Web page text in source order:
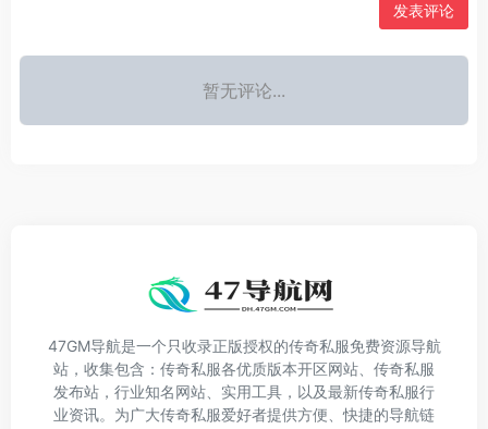
发表评论
暂无评论...
47GM导航是一个只收录正版授权的传奇私服免费资源导航
站，收集包含：传奇私服各优质版本开区网站、传奇私服
发布站，行业知名网站、实用工具，以及最新传奇私服行
业资讯。为广大传奇私服爱好者提供方便、快捷的导航链